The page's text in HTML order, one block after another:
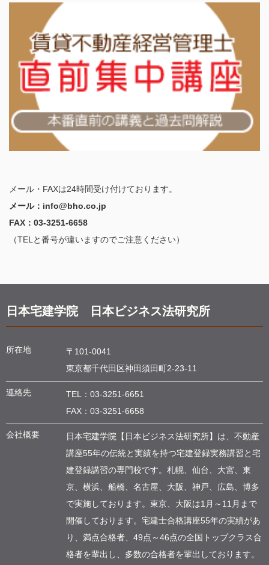
メール・FAXは24時間受け付けております。
メール：info@bho.co.jp
FAX：03-3251-6658
（TELと番号が違いますのでご注意ください）
日本宅建学院 日本ビジネス法研究所
所在地
〒101-0041
東京都千代田区神田須田町2-23-11
連絡先 TEL： 03-3251-6651
FAX：03-3251-6658
会社概要
日本宅建学院【日本ビジネス法研究所】は、不動産
講座55年の伝統と実績を持つ宅建登録実務講習と宅
建登録講習の専門校です。札幌、仙台、大宮、東
京、横浜、船橋、名古屋、大阪、神戸、広島、博多
で実施しております。東京、大阪は1月～11月まで
開催しております。宅建士合格講座55年の実績があ
り、満点合格者、49点～46点の全国トップクラス合
格者を輩出し、多数の合格者を輩出しております。